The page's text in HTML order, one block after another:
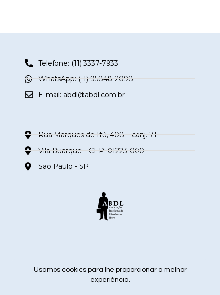
Telefone: (11) 3337-7933
WhatsApp: (11) 95848-2098
E-mail: abdl@abdl.com.br
Rua Marques de Itú, 408 – conj. 71
Vila Buarque – CEP: 01223-000
São Paulo - SP
siga nas redes sociais
Usamos cookies para lhe proporcionar a melhor
experiência.